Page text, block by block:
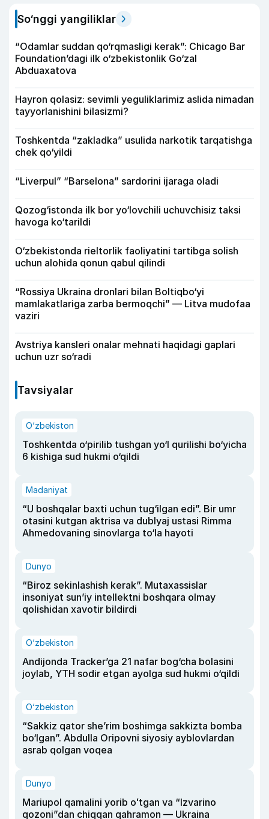
So‘nggi yangiliklar
“Odamlar suddan qo‘rqmasligi kerak”: Chicago Bar
Foundation’dagi ilk o‘zbekistonlik Go‘zal
Abduaxatova
Hayron qolasiz: sevimli yeguliklarimiz aslida nimadan
tayyorlanishini bilasizmi?
Toshkentda “zakladka” usulida narkotik tarqatishga
chek qo‘yildi
“Liverpul” “Barselona” sardorini ijaraga oladi
Qozog‘istonda ilk bor yo‘lovchili uchuvchisiz taksi
havoga ko‘tarildi
O‘zbekistonda rieltorlik faoliyatini tartibga solish
uchun alohida qonun qabul qilindi
“Rossiya Ukraina dronlari bilan Boltiqbo‘yi
mamlakatlariga zarba bermoqchi” — Litva mudofaa
vaziri
Avstriya kansleri onalar mehnati haqidagi gaplari
uchun uzr so‘radi
Tavsiyalar
O‘zbekiston
Toshkentda o‘pirilib tushgan yo‘l qurilishi bo‘yicha
6 kishiga sud hukmi o‘qildi
Madaniyat
“U boshqalar baxti uchun tug‘ilgan edi”. Bir umr
otasini kutgan aktrisa va dublyaj ustasi Rimma
Ahmedovaning sinovlarga to‘la hayoti
Dunyo
“Biroz sekinlashish kerak”. Mutaxassislar
insoniyat sun’iy intellektni boshqara olmay
qolishidan xavotir bildirdi
O‘zbekiston
Andijonda Tracker’ga 21 nafar bog‘cha bolasini
joylab, YTH sodir etgan ayolga sud hukmi o‘qildi
O‘zbekiston
“Sakkiz qator she’rim boshimga sakkizta bomba
bo‘lgan”. Abdulla Oripovni siyosiy ayblovlardan
asrab qolgan voqea
Dunyo
Mariupol qamalini yorib oʻtgan va “Izvarino
qozoni”dan chiqqan qahramon — Ukraina